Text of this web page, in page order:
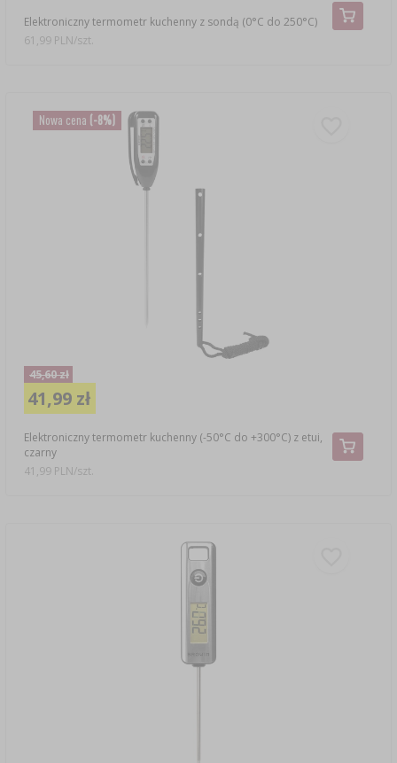
Elektroniczny termometr kuchenny z sondą (0°C do 250°C)
61,99 PLN/szt.
Nowa cena (-8%)
Elektroniczny termometr kuchenny (-50°C do +300°C) z etui,
czarny
45,60 zł
41,99 zł
41,99 PLN/szt.